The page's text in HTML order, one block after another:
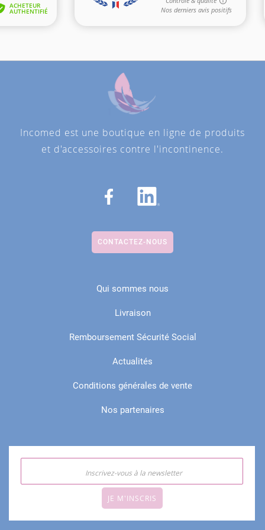
Incomed est une boutique en ligne de produits
et d'accessoires contre l'incontinence.
CONTACTEZ-NOUS
Qui sommes nous
Livraison
Remboursement Sécurité Social
Actualités
Conditions générales de vente
Nos partenaires
JE M'INSCRIS